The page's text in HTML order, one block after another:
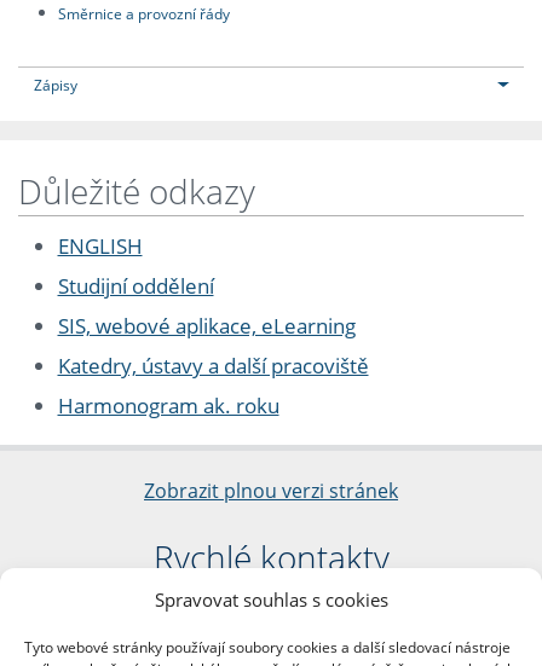
Spravovat souhlas s cookies
Tyto webové stránky používají soubory cookies a další sledovací nástroje
Směrnice a provozní řády
Zápisy
Důležité odkazy
ENGLISH
Studijní oddělení
SIS, webové aplikace, eLearning
Katedry, ústavy a další pracoviště
Harmonogram ak. roku
Zobrazit plnou verzi stránek
Rychlé kontakty
Filozofická fakulta
nám. Jana Palacha 1/2